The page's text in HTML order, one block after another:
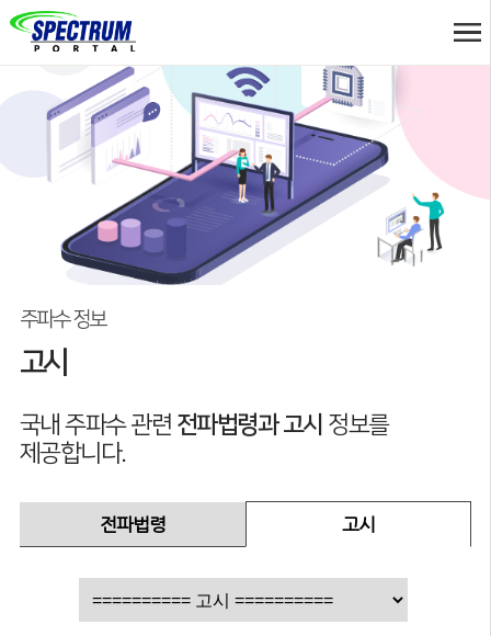
주파수 정보
고시
국내 주파수 관련 전파법령과 고시 정보를
제공합니다.
전파법령 고시